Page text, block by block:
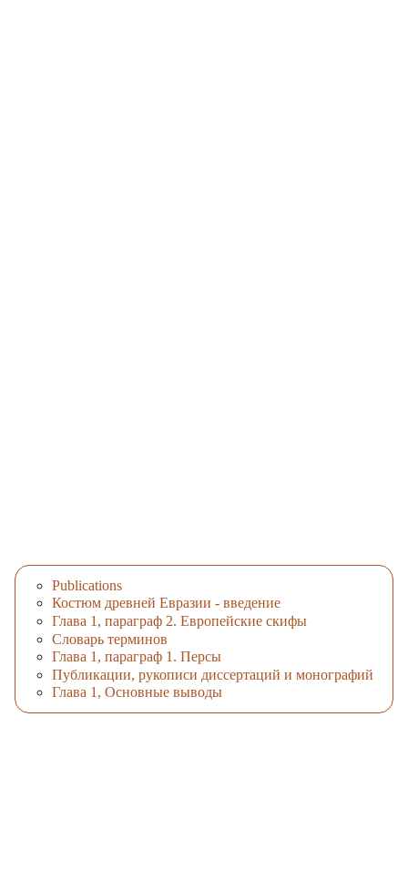
Publications
Костюм древней Евразии - введение
Глава 1, параграф 2. Европейские скифы
Словарь терминов
Глава 1, параграф 1. Персы
Публикации, рукописи диссертаций и монографий
Глава 1, Основные выводы